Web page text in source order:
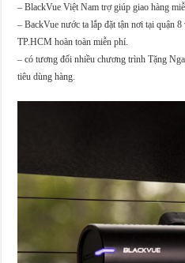
– BlackVue Việt Nam trợ giúp giao hàng
– BackVue nước ta lắp đặt tận nơi tại quận
TP.HCM hoàn toàn miễn phí.
– có tương đối nhiều chương trình Tặng
tiêu dùng hàng.